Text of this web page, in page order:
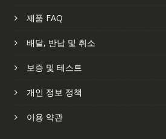
제품 FAQ
배달, 반납 및 취소
보증 및 테스트
개인 정보 정책
이용 약관